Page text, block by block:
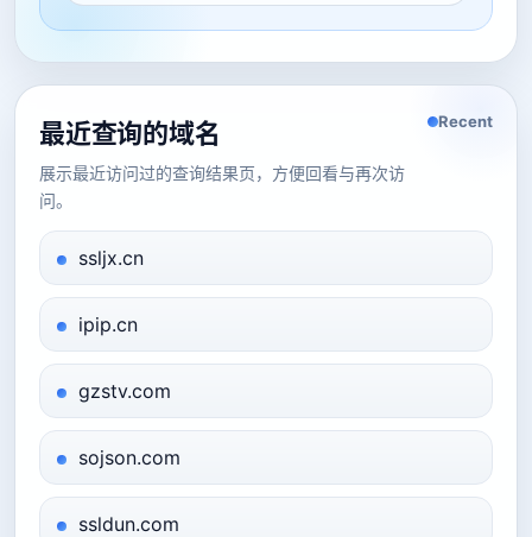
最近查询的域名
展示最近访问过的查询结果页，方便回看与再次访
问。
Recent
ssljx.cn
ipip.cn
gzstv.com
sojson.com
ssldun.com